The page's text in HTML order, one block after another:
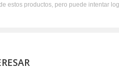
estos productos, pero puede intentar